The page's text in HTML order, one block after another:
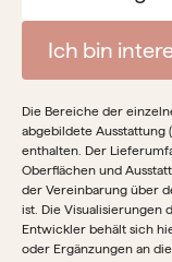
Ich bin
Die Bereiche der
abgebildete Ausstattung
enthalten. Der
Oberflächen und
der Vereinbarung über
ist. Die Visualisierungen
Entwickler behält sich
oder Ergänzungen an